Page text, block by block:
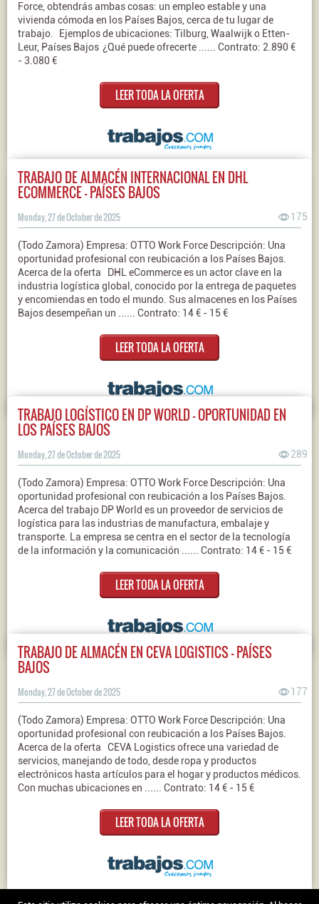
Force, obtendrás ambas cosas: un empleo estable y una
vivienda cómoda en los Países Bajos, cerca de tu lugar de
trabajo. Ejemplos de ubicaciones: Tilburg, Waalwijk o Etten-
Leur, Países Bajos ¿Qué puede ofrecerte ...... Contrato: 2.890 €
- 3.080 €
LEER TODA LA OFERTA
TRABAJO DE ALMACÉN INTERNACIONAL EN DHL
ECOMMERCE – PAÍSES BAJOS
Monday, 27 de October de 2025 175
(Todo Zamora) Empresa: OTTO Work Force Descripción: Una
oportunidad profesional con reubicación a los Países Bajos.
Acerca de la oferta DHL eCommerce es un actor clave en la
industria logística global, conocido por la entrega de paquetes
y encomiendas en todo el mundo. Sus almacenes en los Países
Bajos desempeñan un ...... Contrato: 14 € - 15 €
LEER TODA LA OFERTA
TRABAJO LOGÍSTICO EN DP WORLD – OPORTUNIDAD EN
LOS PAÍSES BAJOS
Monday, 27 de October de 2025 289
(Todo Zamora) Empresa: OTTO Work Force Descripción: Una
oportunidad profesional con reubicación a los Países Bajos.
Acerca del trabajo DP World es un proveedor de servicios de
logística para las industrias de manufactura, embalaje y
transporte. La empresa se centra en el sector de la tecnología
de la información y la comunicación ...... Contrato: 14 € - 15 €
LEER TODA LA OFERTA
TRABAJO DE ALMACÉN EN CEVA LOGISTICS – PAÍSES
BAJOS
Monday, 27 de October de 2025 177
(Todo Zamora) Empresa: OTTO Work Force Descripción: Una
oportunidad profesional con reubicación a los Países Bajos.
Acerca de la oferta CEVA Logistics ofrece una variedad de
servicios, manejando de todo, desde ropa y productos
electrónicos hasta artículos para el hogar y productos médicos.
Con muchas ubicaciones en ...... Contrato: 14 € - 15 €
LEER TODA LA OFERTA